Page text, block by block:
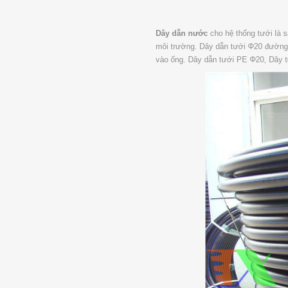
Dây dẫn nước cho hệ thống tưới là
môi trường. Dây dẫn tưới Φ20
vào ống. Dây dẫn tưới PE Φ20, Dây